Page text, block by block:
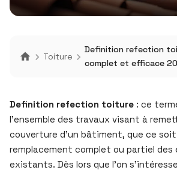
Toiture
Definition refection
complet et efficace
Definition refection toiture : ce
l’ensemble des travaux visant à
couverture d’un bâtiment, que ce soit
remplacement complet ou partiel des
existants. Dès lors que l’on